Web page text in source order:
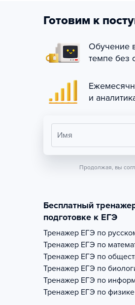
Готовим к
Обучение
темпе без
и
Имя
Продолжая, вы
Бесплатный
подготовке к ЕГЭ
Тренажер ЕГЭ по
Тренажер ЕГЭ по
Тренажер ЕГЭ по
Тренажер ЕГЭ по
Тренажер ЕГЭ по
Тренажер ЕГЭ по физике